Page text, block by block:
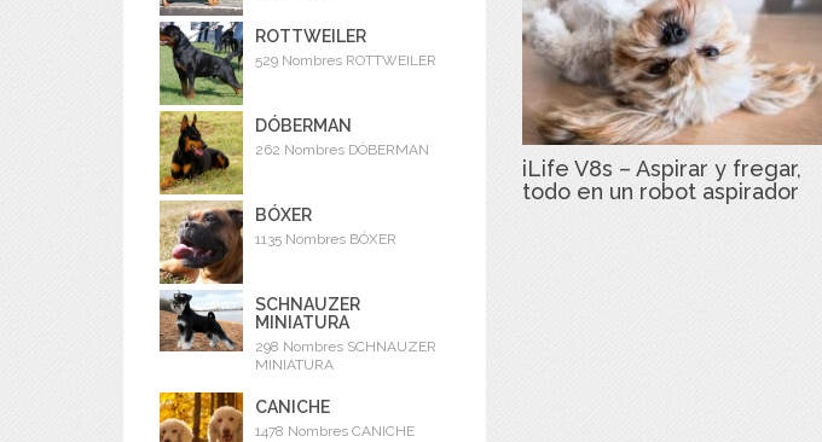
ROTTWEILER
529 Nombres ROTTWEILER
DÓBERMAN
262 Nombres DÓBERMAN
BÓXER
1135 Nombres BÓXER
SCHNAUZER
MINIATURA
298 Nombres SCHNAUZER
MINIATURA
CANICHE
1478 Nombres CANICHE
iLife V8s – Aspirar y fregar,
todo en un robot aspirador